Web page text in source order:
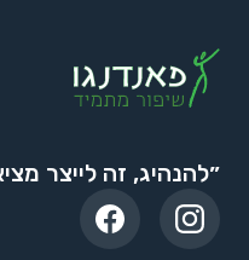
״להנהיג, זה לייצר